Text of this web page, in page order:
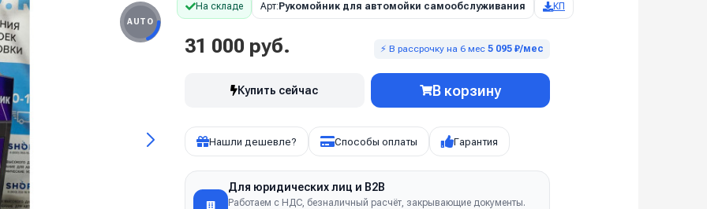
AUTO
На складе Арт: Рукомойник для автомойки самообслуживания КП
31 000 руб. ⚡ В рассрочку на 6 мес5 095 ₽/мес
Купить сейчас В корзину
Нашли дешевле? Способы оплаты Гарантия
Для юридических лиц и B2B
Работаем с НДС, безналичный расчёт, закрывающие документы.